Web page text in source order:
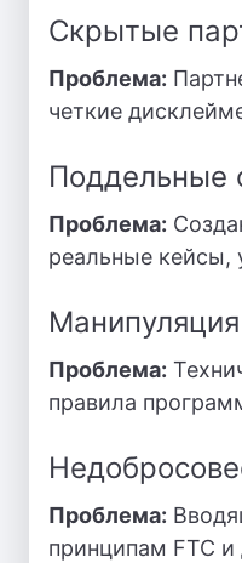
Скрытые
Проблема:
четкие
Поддельные
Проблема:
реальные кейсы,
Проблема:
правила
Проблема:
принципам FTC